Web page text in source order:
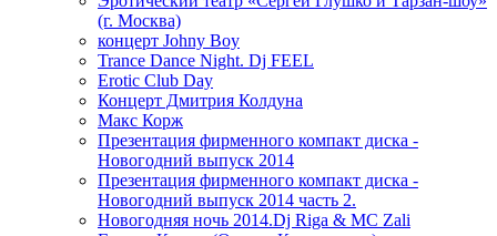
(г. Москва)
концерт Johny Boy
Trance Dance Night. Dj FEEL
Erotic Club Day
Концерт Дмитрия Колдуна
Макс Корж
Презентация фирменного компакт диска -
Новогодний выпуск 2014
Презентация фирменного компакт диска -
Новогодний выпуск 2014 часть 2.
Новогодняя ночь 2014.Dj Riga & MC Zali